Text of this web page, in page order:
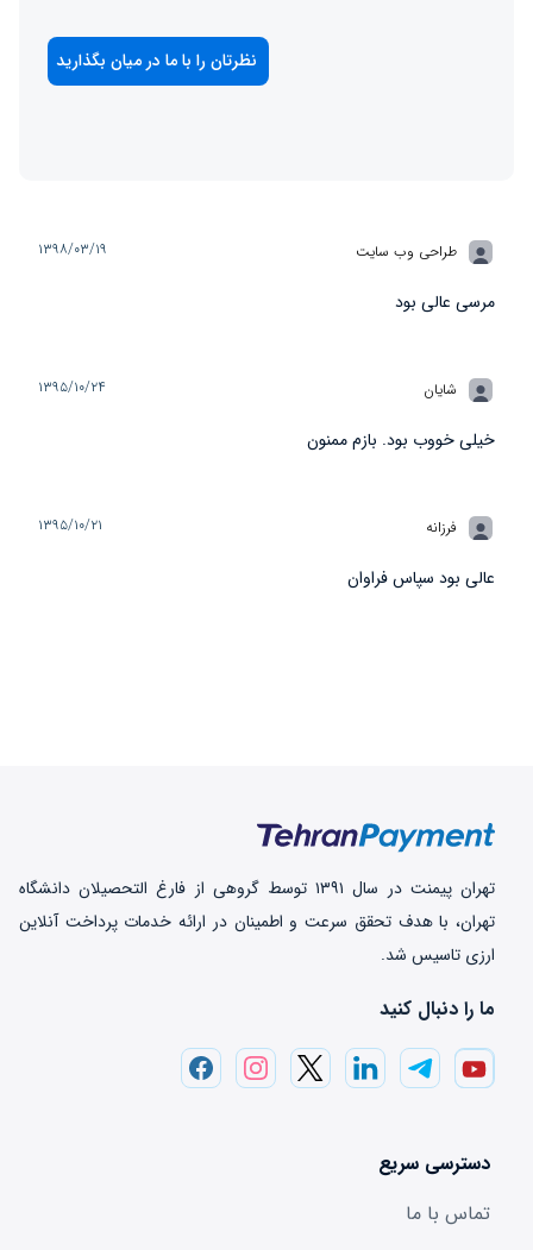
طراحی وب سایت ۱۳۹۸/۰۳/۱۹
مرسی عالی بود
شایان ۱۳۹۵/۱۰/۲۴
خیلی خووب بود. بازم ممنون
فرزانه ۱۳۹۵/۱۰/۲۱
عالی بود سپاس فراوان
تهران‌ پیمنت در سال ۱۳۹۱ توسط گروهی از فارغ التحصیلان دانشگاه
تهران، با هدف تحقق سرعت و اطمینان در ارائه خدمات پرداخت‌ آنلاین
ارزی تاسیس شد.
ما را دنبال کنید
دسترسی سریع
تماس با ما